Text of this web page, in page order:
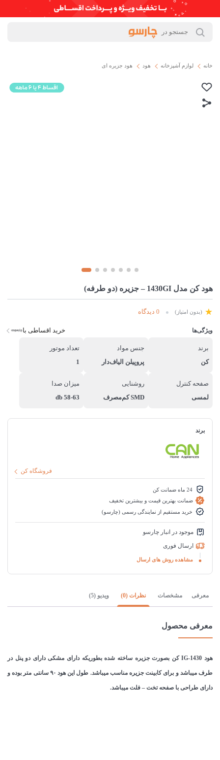
خانه لوازم آشپزخانه هود هود جزیره ای
هود کن مدل 1430GI – جزیره (دو طرفه)
(بدون امتیاز) 0 دیدگاه
ویژگی‌ها خرید اقساطی با
برند
کن
جنس مواد
پروپیلن الیاف‌دار
تعداد موتور
1
صفحه کنترل
لمسی
روشنایی
SMD کم‌مصرف
میزان صدا
58-63 db
برند
فروشگاه کن
24 ماه ضمانت کن
ضمانت بهترین قیمت و بیشترین تخفیف
خرید مستقیم از نمایندگی رسمی (چارسو)
موجود در انبار چارسو
ارسال فوری
مشاهده روش های ارسال
معرفی مشخصات نظرات (0) ویدیو (5)
معرفی محصول
هود IG-1430 کن بصورت جزیره ساخته شده بطوریکه دارای مشکی دارای دو پنل در
طرف میباشد و برای کابینت جزیره مناسب میباشد. طول این هود ۹۰ سانتی متر بوده و
دارای طراحی با صفحه تخت – فلت میباشد.